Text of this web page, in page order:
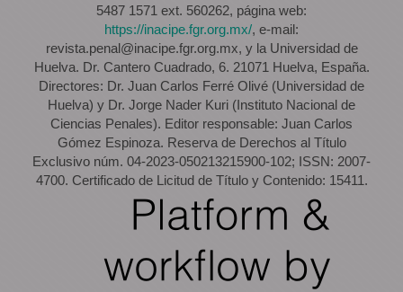
5487 1571 ext. 560262, página web:
https://inacipe.fgr.org.mx/, e-mail:
revista.penal@inacipe.fgr.org.mx, y la Universidad de
Huelva. Dr. Cantero Cuadrado, 6. 21071 Huelva, España.
Directores: Dr. Juan Carlos Ferré Olivé (Universidad de
Huelva) y Dr. Jorge Nader Kuri (Instituto Nacional de
Ciencias Penales). Editor responsable: Juan Carlos
Gómez Espinoza. Reserva de Derechos al Título
Exclusivo núm. 04-2023-050213215900-102; ISSN: 2007-
4700. Certificado de Licitud de Título y Contenido: 15411.